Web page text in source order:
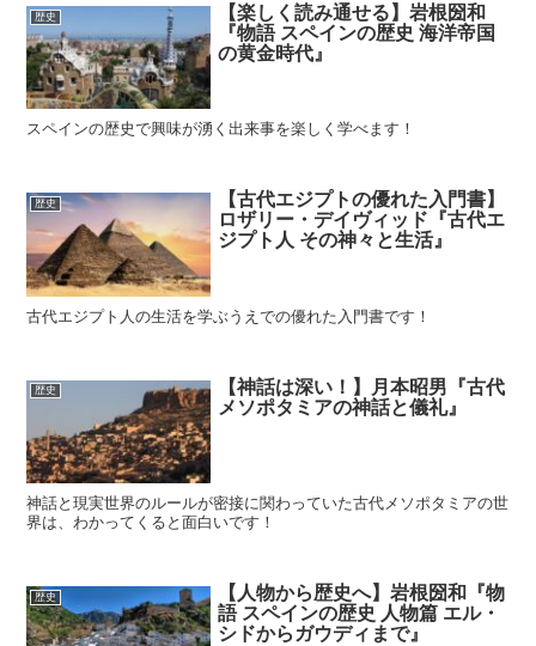
歴史
【楽しく読み通せる】岩根圀和
『物語 スペインの歴史 海洋帝国
の黄金時代』
スペインの歴史で興味が湧く出来事を楽しく学べます！
歴史
【古代エジプトの優れた入門書】
ロザリー・デイヴィッド『古代エ
ジプト人 その神々と生活』
古代エジプト人の生活を学ぶうえでの優れた入門書です！
歴史
【神話は深い！】月本昭男『古代
メソポタミアの神話と儀礼』
神話と現実世界のルールが密接に関わっていた古代メソポタミアの世
界は、わかってくると面白いです！
歴史
【人物から歴史へ】岩根圀和『物
語 スペインの歴史 人物篇 エル・
シドからガウディまで』